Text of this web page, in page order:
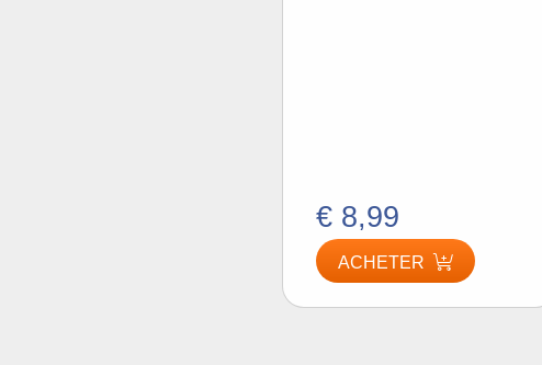
€ 8,99
ACHETER